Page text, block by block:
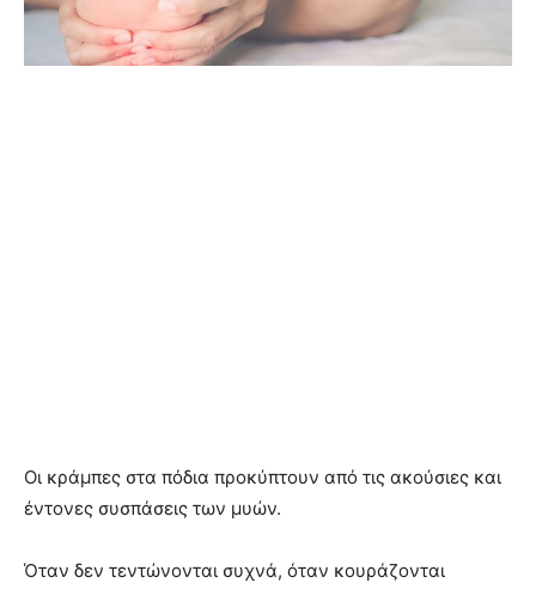
Οι κράμπες στα πόδια προκύπτουν από τις ακούσιες και
έντονες συσπάσεις των μυών.
Όταν δεν τεντώνονται συχνά, όταν κουράζονται